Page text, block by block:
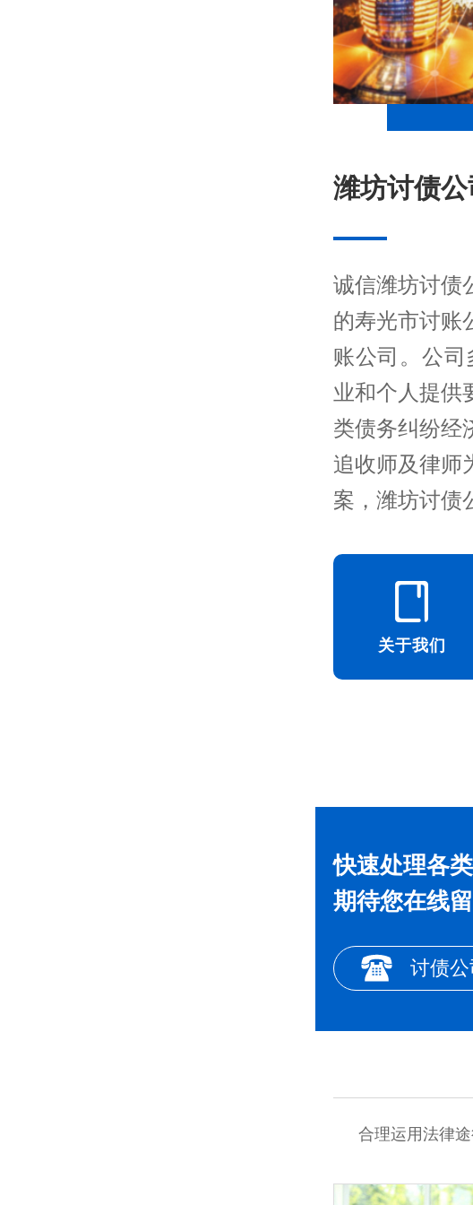
潍坊讨债
诚信潍坊讨债
的寿光市讨账
账公司。公
业和个人提供
类债务纠纷经
追收师及律师
案，潍坊讨债
关于我们
快速处理各
期待您在线
讨债公
合理运用法律